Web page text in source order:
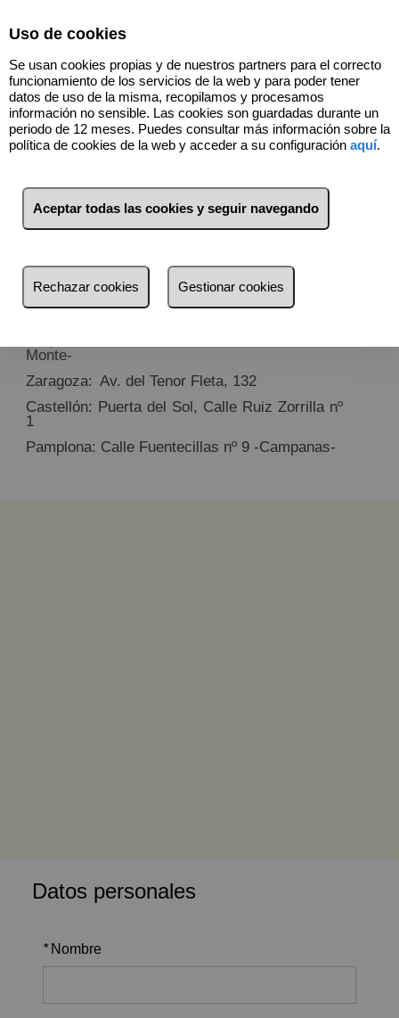
Estamos en:
Costa del Sol, Málaga: Calle Panaderos, 6 - 3ª
Monte-
Zaragoza: Av. del Tenor Fleta, 132
Castellón: Puerta del Sol, Calle Ruiz Zorrilla nº
1
Pamplona: Calle Fuentecillas nº 9 -Campanas-
Datos personales
* Nombre
Uso de cookies
Se usan cookies propias y de nuestros partners para el correcto
funcionamiento de los servicios de la web y para poder tener
datos de uso de la misma, recopilamos y procesamos
información no sensible. Las cookies son guardadas durante un
periodo de 12 meses. Puedes consultar más información sobre la
política de cookies de la web y acceder a su configuración aquí.
Aceptar todas las cookies y seguir navegando
Rechazar cookies Gestionar cookies